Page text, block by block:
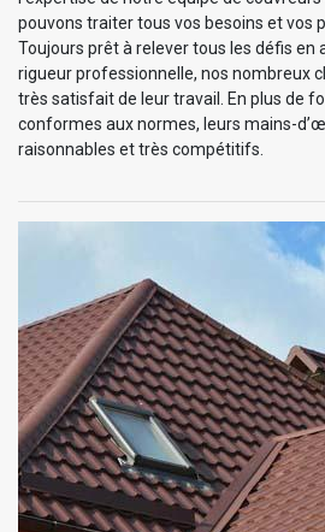
pouvons traiter tous vos besoins et vos
Toujours prêt à relever tous les défis en
rigueur professionnelle, nos nombreux
très satisfait de leur travail. En plus de
conformes aux normes, leurs mains-
raisonnables et très compétitifs.